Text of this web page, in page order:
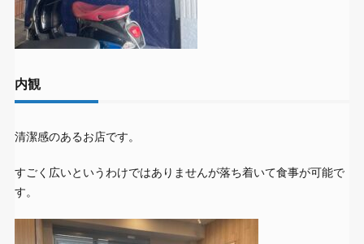
内観
清潔感のあるお店です。
すごく広いというわけではありませんが落ち着いて食事が可能で
す。